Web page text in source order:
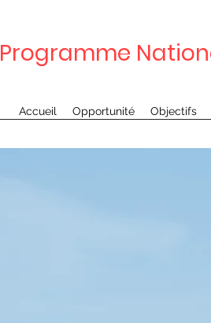
Programme
Accueil Opportunité Objectifs